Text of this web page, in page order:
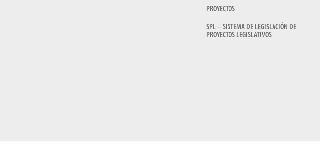
PROYECTOS
SPL – SISTEMA DE LEGISLACIÓN DE
PROYECTOS LEGISLATIVOS